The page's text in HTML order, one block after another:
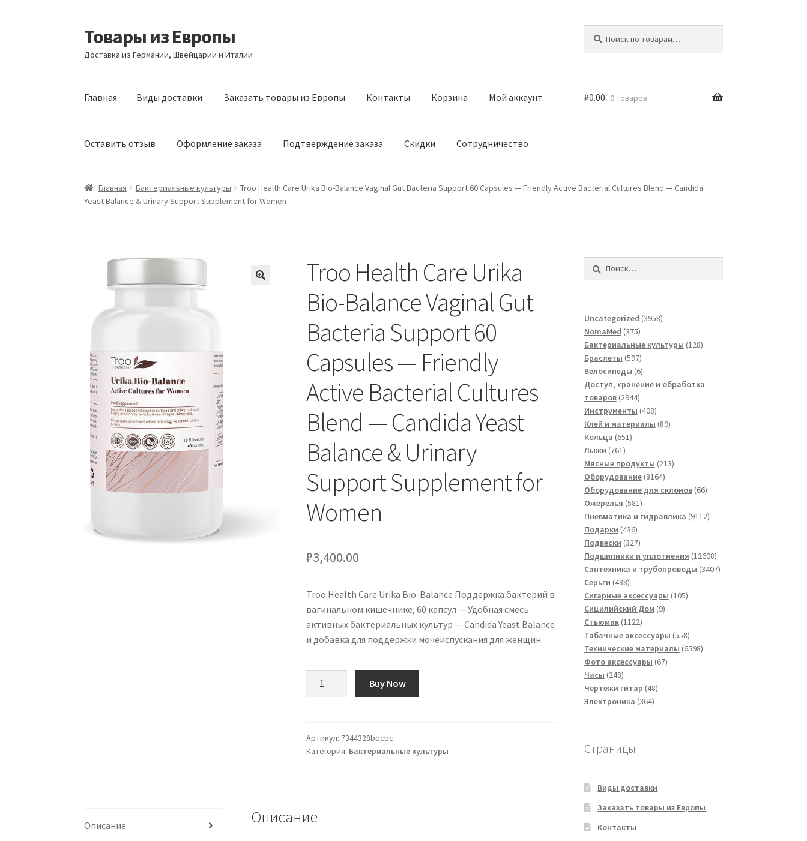
Перейти
к
навигации
Перейти
к
содержимому
Товары из Европы
Доставка из Германии, Швейцарии и Италии
Главная Виды доставки Заказать товары из Европы Контакты Корзина Мой аккаунт
Оставить отзыв Оформление заказа Подтверждение заказа Скидки Сотрудничество
Главная Виды доставки Заказать товары из Европы Контакты Корзина Мой аккаунт Оставить отзыв
₽0.00 0 товаров
Главная Бактериальные культуры
Troo Health Care Urika Bio-Balance Vaginal Gut Bacteria Support 60 Capsules — Friendly Active Bacterial Cultures Blend — Candida
Yeast Balance & Urinary Support Supplement for Women
Troo Health Care Urika
Bio-Balance Vaginal Gut
Bacteria Support 60
Capsules — Friendly
Active Bacterial Cultures
Blend — Candida Yeast
Balance & Urinary
Support Supplement for
Women
₽3,400.00
Troo Health Care Urika Bio-Balance Поддержка бактерий в
вагинальном кишечнике, 60 капсул — Удобная смесь
активных бактериальных культур — Candida Yeast Balance
и добавка для поддержки мочеиспускания для женщин
Care
Urika
Gut
Buy Now
Артикул: 7344328bdcbc
Категория: Бактериальные культуры
Описание Описание
Uncategorized 39583958
NomaMed 375375
товаров
Бактериальные культуры 128128
Браслеты 597597
товаров
Велосипеды 66
товаров
Доступ, хранение и обработка
товаров 29442944
товара
Инструменты 408408
товаров
Клей и материалы 8989
Кольца 651651
Лыжи 761761
товар
Мясные продукты 213213
Оборудование 81648164
товара
Оборудование для склонов 6666
Ожерелья 581581
товар
Пневматика и гидравлика 91129112
Подарки 436436
товаров
Подвески 327327
товаров
Подшипники и уплотнения 1260812608
товаров
Сантехника и трубопроводы 34073407
Серьги 488488
товаров
Сигарные аксессуары 105105
Сицилийский Дом 99
Стьюмак 11221122
товара
Табачные аксессуары 558558
товаров
Технические материалы 65986598
Фото аксессуары 6767
Часы 248248
товаров
Чертежи гитар 4848
Электроника 364364
Страницы
Виды доставки
Заказать товары из Европы
Контакты